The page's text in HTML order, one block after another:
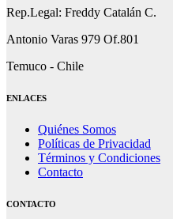
Rep.Legal: Freddy Catalán C.
Antonio Varas 979 Of.801
Temuco - Chile
ENLACES
Quiénes Somos
Políticas de Privacidad
Términos y Condiciones
Contacto
CONTACTO